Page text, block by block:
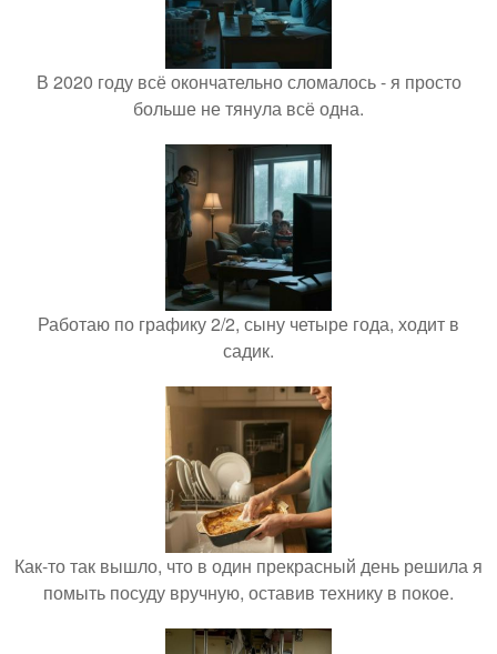
В 2020 году всё окончательно сломалось - я просто
больше не тянула всё одна.
Работаю по графику 2/2, сыну четыре года, ходит в
садик.
Как-то так вышло, что в один прекрасный день решила я
помыть посуду вручную, оставив технику в покое.